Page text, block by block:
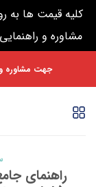
کلیه قیمت ها به
مشاوره و راهنمایی با شماره
جهت مشاوره و یا
راهنمای